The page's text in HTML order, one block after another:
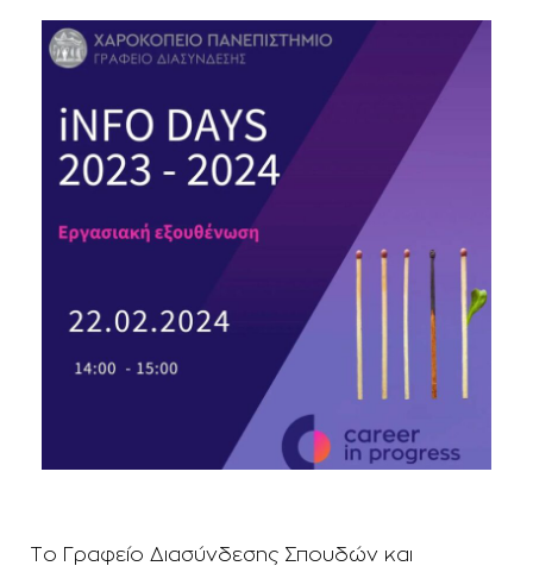
Το Γραφείο Διασύνδεσης Σπουδών και